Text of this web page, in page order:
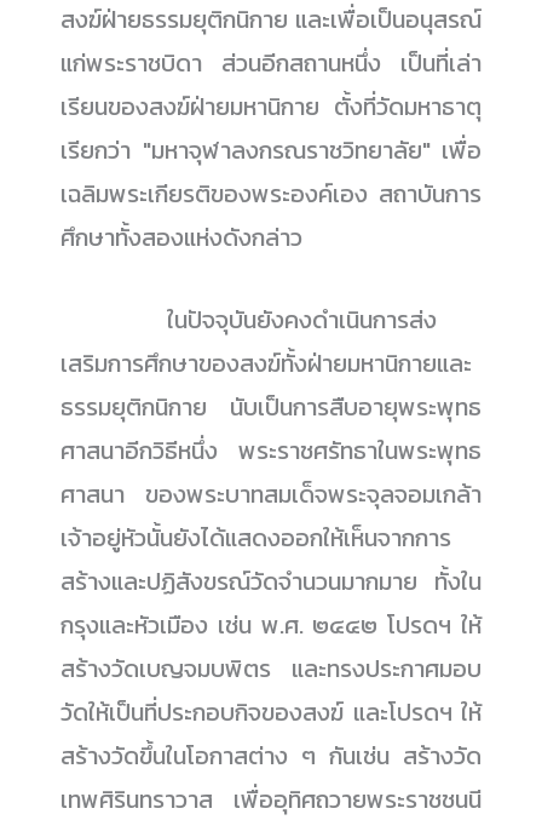
สงฆ์ฝ่ายธรรมยุติกนิกาย และเพื่อเป็นอนุสรณ์
แก่พระราชบิดา ส่วนอีกสถานหนึ่ง เป็นที่เล่า
เรียนของสงฆ์ฝ่ายมหานิกาย ตั้งที่วัดมหาธาตุ
เรียกว่า "มหาจุฬาลงกรณราชวิทยาลัย" เพื่อ
เฉลิมพระเกียรติของพระองค์เอง สถาบันการ
ศึกษาทั้งสองแห่งดังกล่าว
ในปัจจุบันยังคงดำเนินการส่ง
เสริมการศึกษาของสงฆ์ทั้งฝ่ายมหานิกายและ
ธรรมยุติกนิกาย นับเป็นการสืบอายุพระพุทธ
ศาสนาอีกวิธีหนึ่ง พระราชศรัทธาในพระพุทธ
ศาสนา ของพระบาทสมเด็จพระจุลจอมเกล้า
เจ้าอยู่หัวนั้นยังได้แสดงออกให้เห็นจากการ
สร้างและปฏิสังขรณ์วัดจำนวนมากมาย ทั้งใน
กรุงและหัวเมือง เช่น พ.ศ. ๒๔๔๒ โปรดฯ ให้
สร้างวัดเบญจมบพิตร และทรงประกาศมอบ
วัดให้เป็นที่ประกอบกิจของสงฆ์ และโปรดฯ ให้
สร้างวัดขึ้นในโอกาสต่าง ๆ กันเช่น สร้างวัด
เทพศิรินทราวาส เพื่ออุทิศถวายพระราชชนนี